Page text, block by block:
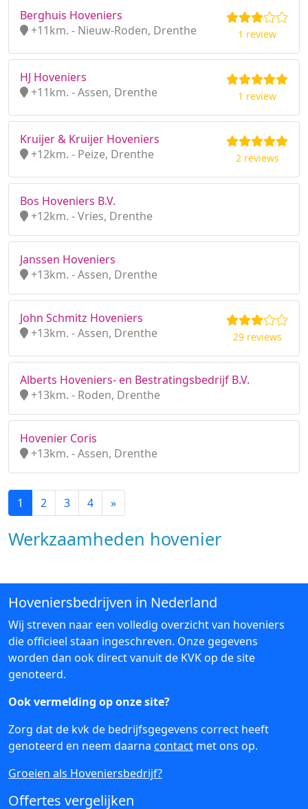
Berghuis Hoveniers
+11km. - Nieuw-Roden, Drenthe
1 review
HJ Hoveniers
+11km. - Assen, Drenthe
1 review
Kruijer & Kruijer Hoveniers
+12km. - Peize, Drenthe
2 reviews
Bos Hoveniers B.V.
+12km. - Vries, Drenthe
Janssen Hoveniers
+13km. - Assen, Drenthe
John Schmitz Hoveniers
+13km. - Assen, Drenthe
29 reviews
Alberts Hoveniers- en Bestratingsbedrijf B.V.
+13km. - Roden, Drenthe
Hovenier Coris
+13km. - Assen, Drenthe
1 2 3 4 »
Werkzaamheden hovenier
Hoveniersbedrijven in Nederland
Wij streven naar een volledig overzicht van hoveniers
die officieel staan ingeschreven. Onze gegevens
worden dan ook direct vanuit de KVK op de site
genoteerd.
Ook vermelding op onze site?
Zorg dat de kvk de bedrijfsgegevens correct heeft
genoteerd en neem daarna contact met ons op.
Groeien als Hoveniersbedrijf?
Offertes vergelijken